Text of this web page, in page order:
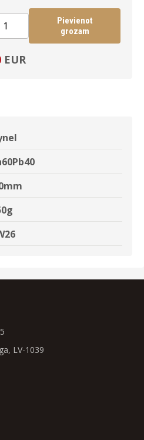
Pievienot
grozam
EUR
LV-1039